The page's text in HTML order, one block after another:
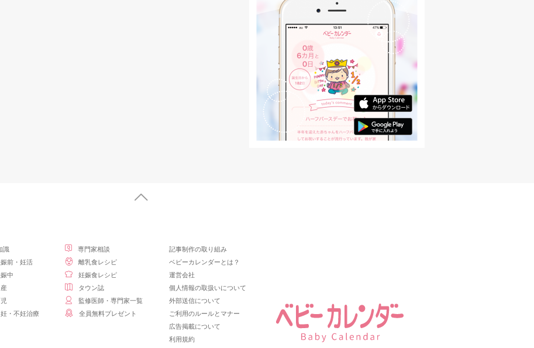
識
前・妊活
中
・不妊治療
専門家相談
離乳食レシピ
妊娠食レシピ
タウン誌
監修医師・専門家一覧
全員無料プレゼント
記事制作の取り組み
ベビーカレンダーとは？
運営会社
個人情報の取扱いについて
外部送信について
ご利用のルールとマナー
広告掲載について
利用規約